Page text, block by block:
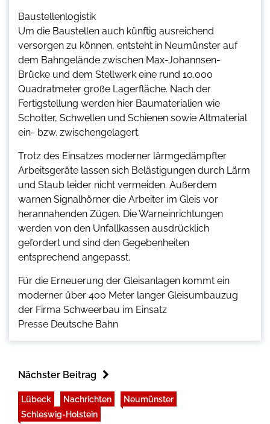
Baustellenlogistik
Um die Baustellen auch künftig ausreichend
versorgen zu können, entsteht in Neumünster auf
dem Bahngelände zwischen Max-Johannsen-
Brücke und dem Stellwerk eine rund 10.000
Quadratmeter große Lagerfläche. Nach der
Fertigstellung werden hier Baumaterialien wie
Schotter, Schwellen und Schienen sowie Altmaterial
ein- bzw. zwischengelagert.
Trotz des Einsatzes moderner lärmgedämpfter
Arbeitsgeräte lassen sich Belästigungen durch Lärm
und Staub leider nicht vermeiden. Außerdem
warnen Signalhörner die Arbeiter im Gleis vor
herannahenden Zügen. Die Warneinrichtungen
werden von den Unfallkassen ausdrücklich
gefordert und sind den Gegebenheiten
entsprechend angepasst.
Für die Erneuerung der Gleisanlagen kommt ein
moderner über 400 Meter langer Gleisumbauzug
der Firma Schweerbau im Einsatz
Presse Deutsche Bahn
Nächster Beitrag
Lübeck Nachrichten
Neumünster
Schleswig-Holstein